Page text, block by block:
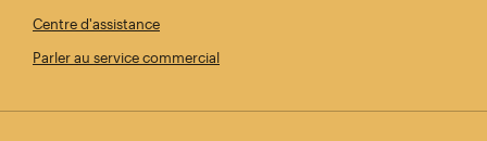
Centre d'assistance
Parler au service commercial